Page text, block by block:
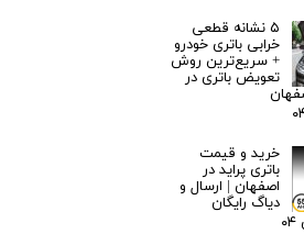
۵ نشانه قطعی
خرابی باتری خودرو
+ سریع‌ترین روش
تعویض باتری در
خرید و قیمت
باتری پراید در
اصفهان | ارسال و
دیاگ رایگان